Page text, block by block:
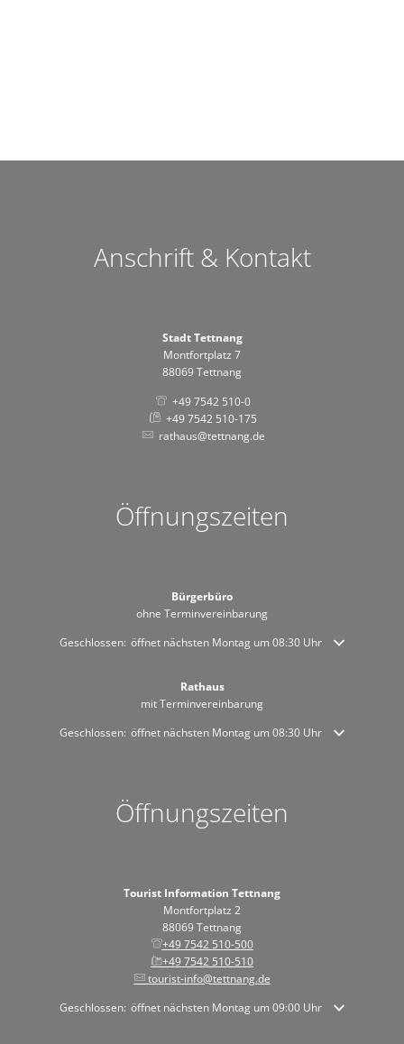
Anschrift & Kontakt
Stadt Tettnang
Montfortplatz 7
88069 Tettnang
+49 7542 510-0
+49 7542 510-175
rathaus@tettnang.de
Öffnungszeiten
Bürgerbüro
ohne Terminvereinbarung
Klicken, um weitere Öffnungs- oder Schließzeiten auszublenden
Geschlossen: öffnet nächsten Montag um 08:30 Uhr
Rathaus
mit Terminvereinbarung
Klicken, um weitere Öffnungs- oder Schließzeiten auszublenden
Geschlossen: öffnet nächsten Montag um 08:30 Uhr
Öffnungszeiten
Tourist Information Tettnang
Montfortplatz 2
88069 Tettnang
+49 7542 510-500
+49 7542 510-510
tourist-info@tettnang.de
Klicken, um weitere Öffnungs- oder Schließzeiten auszublenden
Geschlossen: öffnet nächsten Montag um 09:00 Uhr